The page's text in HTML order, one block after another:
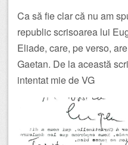
Ca să fie clar că nu am
republic scrisoarea lui
Eliade, care, pe verso,
Gaetan. De la această
intentat mie de VG